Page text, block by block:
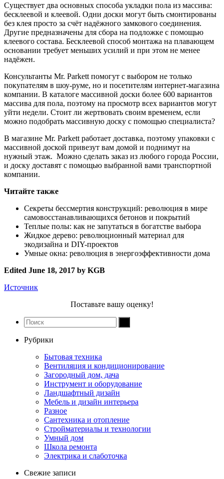
Существует два основных способа укладки пола из массива:
бесклеевой и клеевой. Одни доски могут быть смонтированы
без клея просто за счёт надёжного замкового соединения.
Другие предназначены для сбора на подложке с помощью
клеевого состава. Бесклеевой способ монтажа на плавающем
основании требует меньших усилий и при этом не менее
надёжен.
Консультанты Mr. Parkett помогут с выбором не только
покупателям в шоу-руме, но и посетителям интернет-магазина
компании. В каталоге массивной доски более 600 вариантов
массива для пола, поэтому на просмотр всех вариантов могут
уйти недели. Стоит ли жертвовать своим временем, если
можно подобрать массивную доску с помощью специалиста?
В магазине Mr. Parkett работает доставка, поэтому упаковки с
массивной доской привезут вам домой и поднимут на
нужный этаж. Можно сделать заказ из любого города России,
и доску доставят с помощью выбранной вами транспортной
компании.
Читайте также
Секреты бессмертия конструкций: революция в мире
самовосстанавливающихся бетонов и покрытий
Теплые полы: как не запутаться в богатстве выбора
Жидкое дерево: революционный материал для
экодизайна и DIY-проектов
Умные окна: революция в энергоэффективности дома
Edited June 18, 2017 by KGB
Источник
Поставьте вашу оценку!
Рубрики
Бытовая техника
Вентиляция и кондиционирование
Загородный дом, дача
Инструмент и оборудование
Ландшафтный дизайн
Мебель и дизайн интерьера
Разное
Сантехника и отопление
Стройматериалы и технологии
Умный дом
Школа ремонта
Электрика и слаботочка
Свежие записи